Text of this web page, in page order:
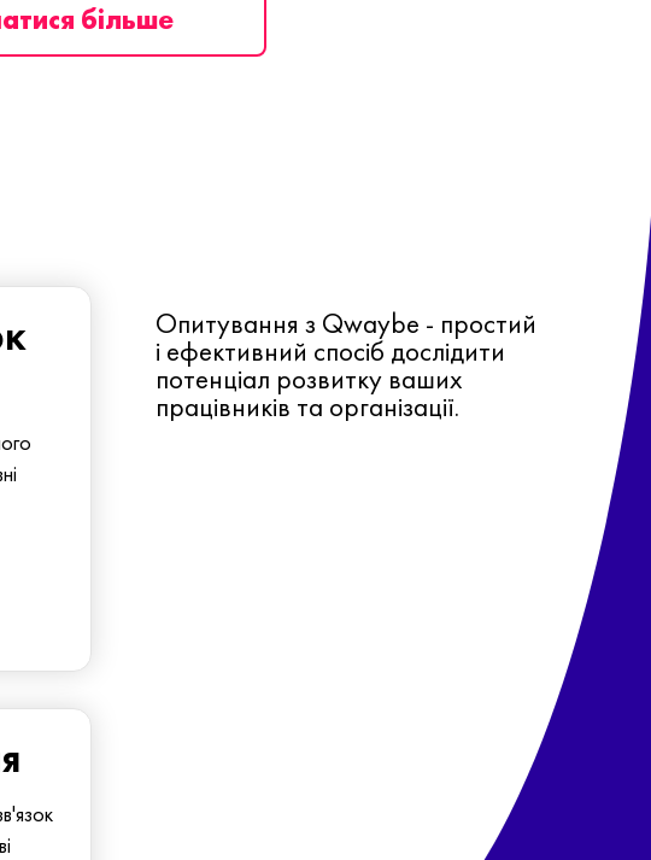
більше
Опитування з Qwaybe - простий
і ефективний спосіб дослідити
потенціал розвитку ваших
працівників та організації.